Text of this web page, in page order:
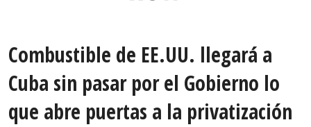
Combustible de EE.UU. llegará a
Cuba sin pasar por el Gobierno lo
que abre puertas a la privatización